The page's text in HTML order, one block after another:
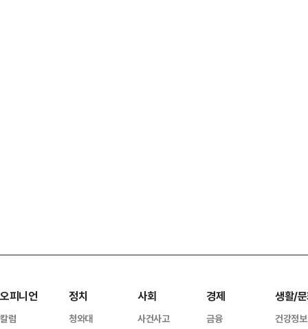
오피니언
칼럼
정치
청와대
사회
사건사고
경제
금융
생활/
건강정보